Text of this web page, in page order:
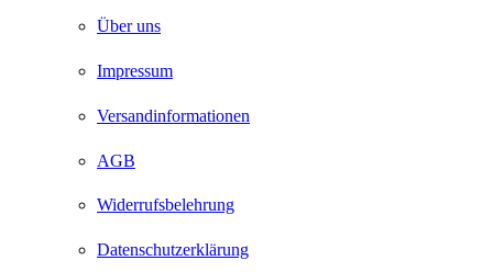
Über uns
Impressum
Versandinformationen
AGB
Widerrufsbelehrung
Datenschutzerklärung